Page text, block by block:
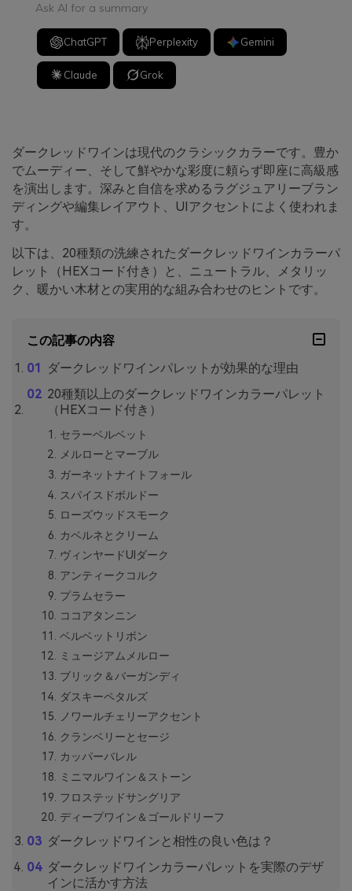
Ask AI for a summary
ChatGPT Perplexity Gemini
Claude Grok
ダークレッドワインは現代のクラシックカラーです。豊か
でムーディー、そして鮮やかな彩度に頼らず即座に高級感
を演出します。深みと自信を求めるラグジュアリーブラン
ディングや編集レイアウト、UIアクセントによく使われま
す。
以下は、20種類の洗練されたダークレッドワインカラーパ
レット（HEXコード付き）と、ニュートラル、メタリッ
ク、暖かい木材との実用的な組み合わせのヒントです。
この記事の内容
ダークレッドワインパレットが効果的な理由
20種類以上のダークレッドワインカラーパレット
（HEXコード付き）
セラーベルベット
メルローとマーブル
ガーネットナイトフォール
スパイスドボルドー
ローズウッドスモーク
カベルネとクリーム
ヴィンヤードUIダーク
アンティークコルク
プラムセラー
ココアタンニン
ベルベットリボン
ミュージアムメルロー
ブリック＆バーガンディ
ダスキーペタルズ
ノワールチェリーアクセント
クランベリーとセージ
カッパーバレル
ミニマルワイン＆ストーン
フロステッドサングリア
ディープワイン＆ゴールドリーフ
ダークレッドワインと相性の良い色は？
ダークレッドワインカラーパレットを実際のデザ
インに活かす方法